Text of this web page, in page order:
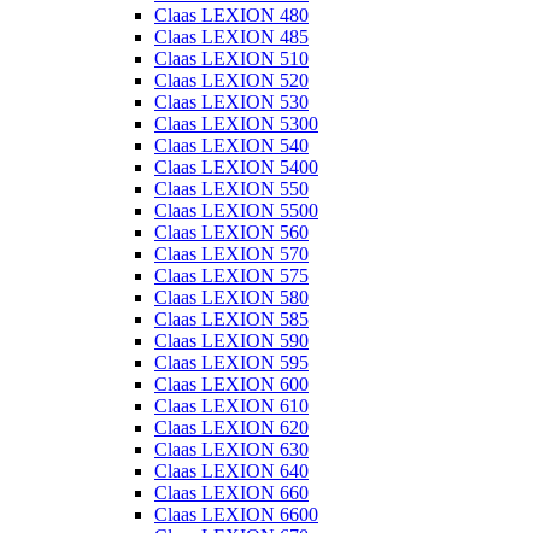
Claas LEXION 480
Claas LEXION 485
Claas LEXION 510
Claas LEXION 520
Claas LEXION 530
Claas LEXION 5300
Claas LEXION 540
Claas LEXION 5400
Claas LEXION 550
Claas LEXION 5500
Claas LEXION 560
Claas LEXION 570
Claas LEXION 575
Claas LEXION 580
Claas LEXION 585
Claas LEXION 590
Claas LEXION 595
Claas LEXION 600
Claas LEXION 610
Claas LEXION 620
Claas LEXION 630
Claas LEXION 640
Claas LEXION 660
Claas LEXION 6600